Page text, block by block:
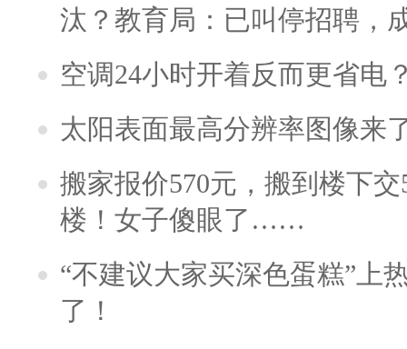
汰？教育局：已叫停招聘，
空调24小时开着反而更省电
太阳表面最高分辨率图像来
搬家报价570元，搬到楼下
楼！女子傻眼了……
“不建议大家买深色蛋糕”上
了！